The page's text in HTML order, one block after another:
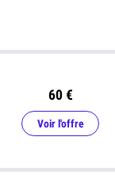
60 €
Voir l'offre